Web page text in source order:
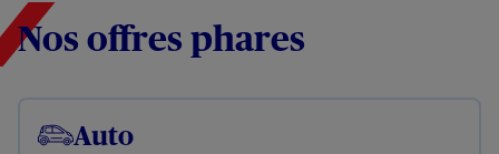
Nos offres phares
Auto